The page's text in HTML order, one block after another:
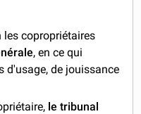
les copropriétaires
, en ce qui
d'usage, de jouissance
le tribunal